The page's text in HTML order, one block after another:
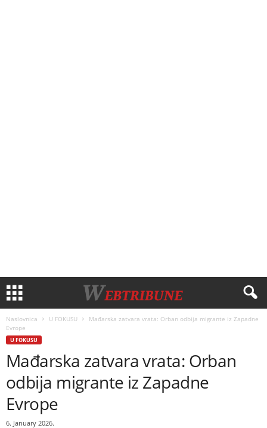
Naslovnica U FOKUSU
Mađarska zatvara vrata: Orban odbija migrante iz Zapadne
Evrope
U FOKUSU
Mađarska zatvara vrata: Orban
odbija migrante iz Zapadne
Evrope
6. January 2026.